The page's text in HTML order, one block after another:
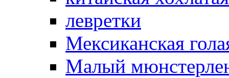
левретки
Мексиканская
Малый